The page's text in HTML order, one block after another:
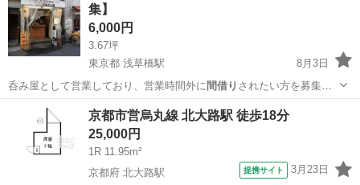
集】
6,000円
3.67坪
東京都 浅草橋駅
8月3日
呑み屋として営業しており、営業時間外に 間借り されたい方を募集中
テイクアウト、お… 浅草橋駅 レンタルオフィス 徒歩
京都市営烏丸線 北大路駅 徒歩18分
25,000円
1R 11.95m²
京都府 北大路駅
提携サイト 3月23日